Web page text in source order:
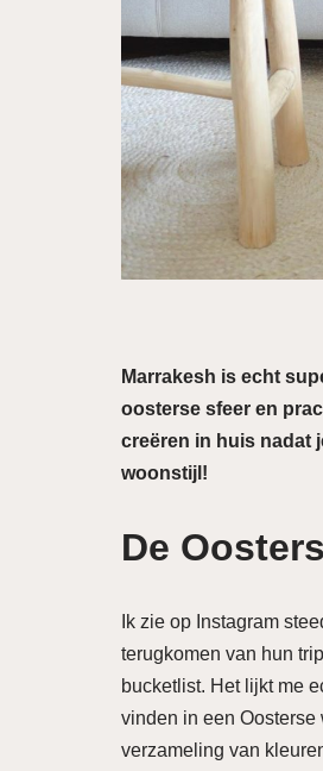
Marrakesh is echt
oosterse sfeer en
creëren in huis nadat
woonstijl!
De
Ik zie op Instagram
terugkomen van hun
bucketlist. Het lijkt me
vinden in een
verzameling van